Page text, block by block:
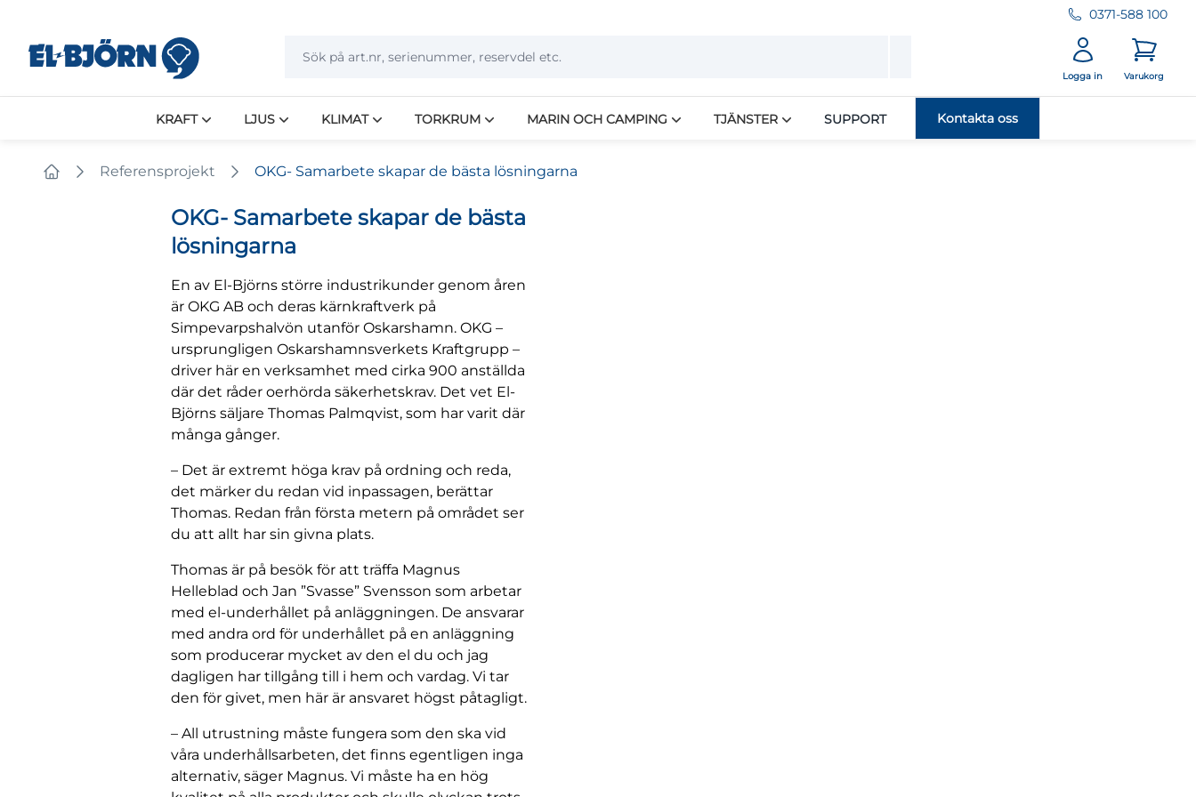
0371-588 100
Logga in Varukorg
KRAFT LJUS KLIMAT TORKRUM MARIN OCH CAMPING TJÄNSTER SUPPORT Kontakta oss
Referensprojekt OKG- Samarbete skapar de bästa lösningarna
OKG- Samarbete skapar de bästa
lösningarna
En av El-Björns större industrikunder genom åren
är OKG AB och deras kärnkraftverk på
Simpevarpshalvön utanför Oskarshamn. OKG –
ursprungligen Oskarshamnsverkets Kraftgrupp –
driver här en verksamhet med cirka 900 anställda
där det råder oerhörda säkerhetskrav. Det vet El-
Björns säljare Thomas Palmqvist, som har varit där
många gånger.
– Det är extremt höga krav på ordning och reda,
det märker du redan vid inpassagen, berättar
Thomas. Redan från första metern på området ser
du att allt har sin givna plats.
Thomas är på besök för att träffa Magnus
Helleblad och Jan ”Svasse” Svensson som arbetar
med el-underhållet på anläggningen. De ansvarar
med andra ord för underhållet på en anläggning
som producerar mycket av den el du och jag
dagligen har tillgång till i hem och vardag. Vi tar
den för givet, men här är ansvaret högst påtagligt.
– All utrustning måste fungera som den ska vid
våra underhållsarbeten, det finns egentligen inga
alternativ, säger Magnus. Vi måste ha en hög